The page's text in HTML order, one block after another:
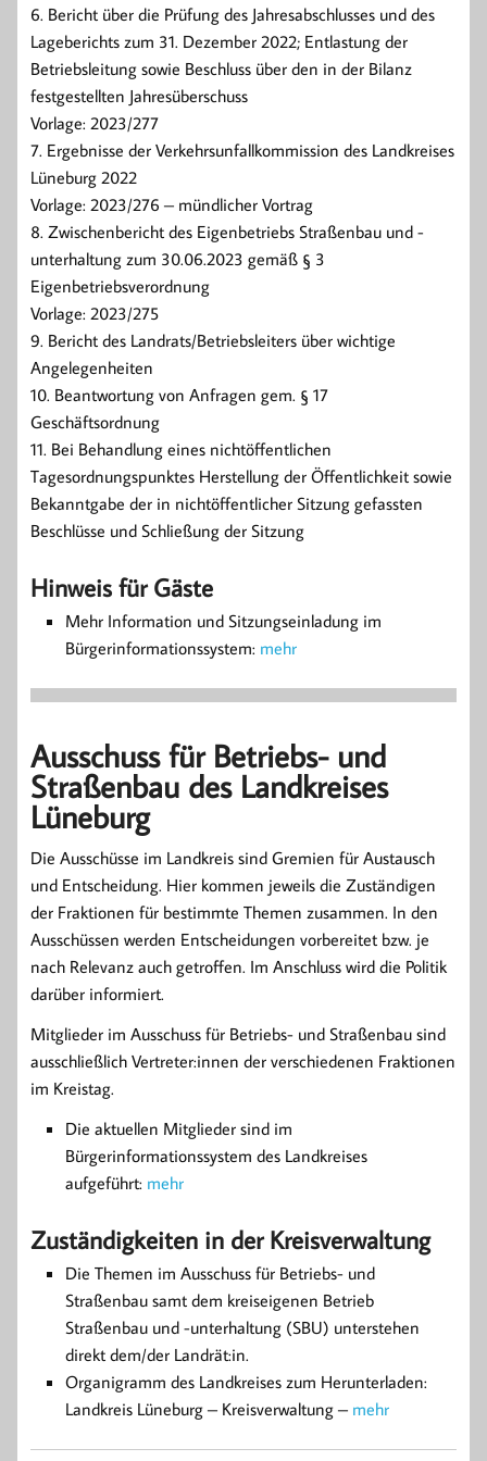
6. Bericht über die Prüfung des Jahresabschlusses und des
Lageberichts zum 31. Dezember 2022; Entlastung der
Betriebsleitung sowie Beschluss über den in der Bilanz
festgestellten Jahresüberschuss
Vorlage: 2023/277
7. Ergebnisse der Verkehrsunfallkommission des Landkreises
Lüneburg 2022
Vorlage: 2023/276 – mündlicher Vortrag
8. Zwischenbericht des Eigenbetriebs Straßenbau und -
unterhaltung zum 30.06.2023 gemäß § 3
Eigenbetriebsverordnung
Vorlage: 2023/275
9. Bericht des Landrats/Betriebsleiters über wichtige
Angelegenheiten
10. Beantwortung von Anfragen gem. § 17
Geschäftsordnung
11. Bei Behandlung eines nichtöffentlichen
Tagesordnungspunktes Herstellung der Öffentlichkeit sowie
Bekanntgabe der in nichtöffentlicher Sitzung gefassten
Beschlüsse und Schließung der Sitzung
Hinweis für Gäste
Mehr Information und Sitzungseinladung im
Bürgerinformationssystem: mehr
Ausschuss für Betriebs- und
Straßenbau des Landkreises
Lüneburg
Die Ausschüsse im Landkreis sind Gremien für Austausch
und Entscheidung. Hier kommen jeweils die Zuständigen
der Fraktionen für bestimmte Themen zusammen. In den
Ausschüssen werden Entscheidungen vorbereitet bzw. je
nach Relevanz auch getroffen. Im Anschluss wird die Politik
darüber informiert.
Mitglieder im Ausschuss für Betriebs- und Straßenbau sind
ausschließlich Vertreter:innen der verschiedenen Fraktionen
im Kreistag.
Die aktuellen Mitglieder sind im
Bürgerinformationssystem des Landkreises
aufgeführt: mehr
Zuständigkeiten in der Kreisverwaltung
Die Themen im Ausschuss für Betriebs- und
Straßenbau samt dem kreiseigenen Betrieb
Straßenbau und -unterhaltung (SBU) unterstehen
direkt dem/der Landrät:in.
Organigramm des Landkreises zum Herunterladen:
Landkreis Lüneburg – Kreisverwaltung – mehr